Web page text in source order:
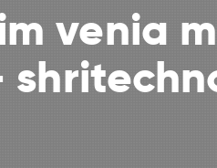
venia